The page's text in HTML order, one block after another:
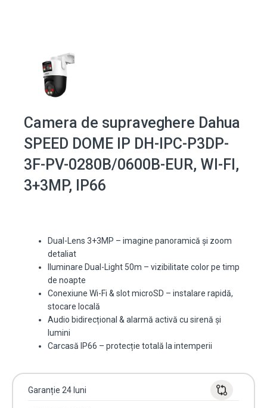
Camera de supraveghere Dahua
SPEED DOME IP DH-IPC-P3DP-
3F-PV-0280B/0600B-EUR, WI-FI,
3+3MP, IP66
Dual-Lens 3+3MP – imagine panoramică și zoom
detaliat
Iluminare Dual-Light 50m – vizibilitate color pe timp
de noapte
Conexiune Wi-Fi & slot microSD – instalare rapidă,
stocare locală
Audio bidirecțional & alarmă activă cu sirenă și
lumini
Carcasă IP66 – protecție totală la intemperii
Garanție 24 luni